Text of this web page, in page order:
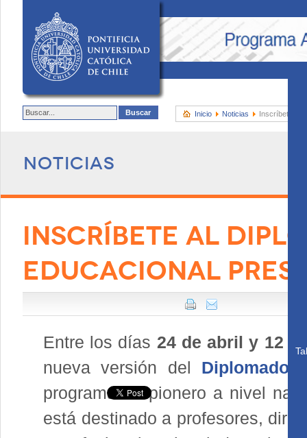
Inicio Noticias Inscríbete al
Noticias
INSCRÍBETE AL
EDUCACIONAL
Entre los días 24 de abril y 12
nueva versión del Diplomado
programa es pionero a nivel
está destinado a profesores,